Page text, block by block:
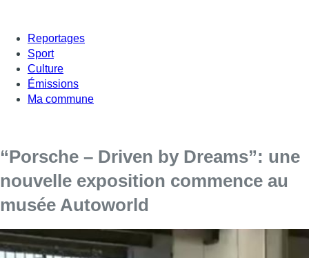
Reportages
Sport
Culture
Émissions
Ma commune
“Porsche – Driven by Dreams”: une
nouvelle exposition commence au
musée Autoworld